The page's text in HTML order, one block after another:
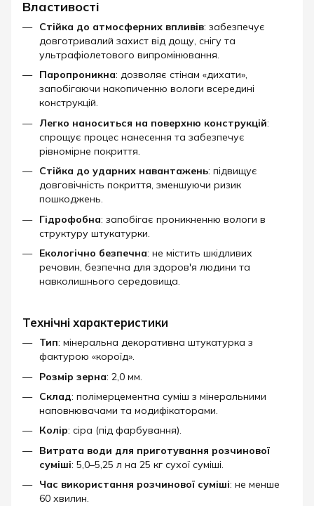
Властивості
Стійка до атмосферних впливів: забезпечує
довготривалий захист від дощу, снігу та
ультрафіолетового випромінювання.
Паропроникна: дозволяє стінам «дихати»,
запобігаючи накопиченню вологи всередині
конструкцій.
Легко наноситься на поверхню конструкцій:
спрощує процес нанесення та забезпечує
рівномірне покриття.
Стійка до ударних навантажень: підвищує
довговічність покриття, зменшуючи ризик
пошкоджень.
Гідрофобна: запобігає проникненню вологи в
структуру штукатурки.
Екологічно безпечна: не містить шкідливих
речовин, безпечна для здоров'я людини та
навколишнього середовища.
Технічні характеристики
Тип: мінеральна декоративна штукатурка з
фактурою «короїд».
Розмір зерна: 2,0 мм.
Склад: полімерцементна суміш з мінеральними
наповнювачами та модифікаторами.
Колір: сіра (під фарбування).
Витрата води для приготування розчинової
суміші: 5,0–5,25 л на 25 кг сухої суміші.
Час використання розчинової суміші: не менше
60 хвилин.